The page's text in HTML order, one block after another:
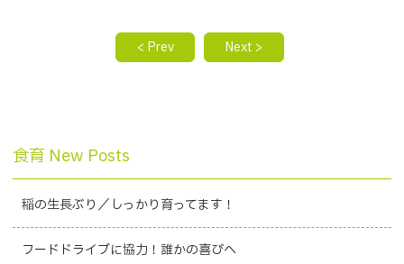
< Prev Next >
食育 New Posts
稲の生長ぶり／しっかり育ってます！
フードドライブに協力！誰かの喜びへ